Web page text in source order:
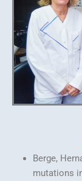
Berge,
mutations